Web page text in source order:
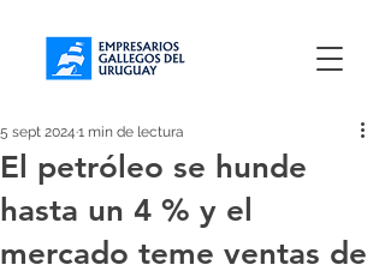
El petróleo se hunde
hasta un 4 % y el
mercado teme ventas de
5 sept 2024 1 min de lectura